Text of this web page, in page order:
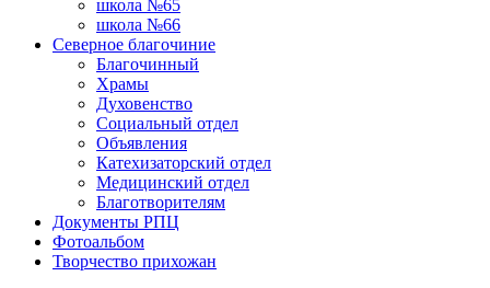
школа №65
школа №66
Северное благочиние
Благочинный
Храмы
Духовенство
Социальный отдел
Объявления
Катехизаторский отдел
Медицинский отдел
Благотворителям
Документы РПЦ
Фотоальбом
Творчество прихожан